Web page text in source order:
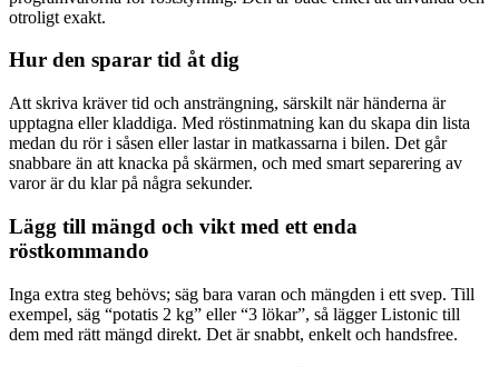
otroligt exakt.
Hur den sparar tid åt dig
Att skriva kräver tid och ansträngning, särskilt när händerna är
upptagna eller kladdiga. Med röstinmatning kan du skapa din lista
medan du rör i såsen eller lastar in matkassarna i bilen. Det går
snabbare än att knacka på skärmen, och med smart separering av
varor är du klar på några sekunder.
Lägg till mängd och vikt med ett enda
röstkommando
Inga extra steg behövs; säg bara varan och mängden i ett svep. Till
exempel, säg “potatis 2 kg” eller “3 lökar”, så lägger Listonic till
dem med rätt mängd direkt. Det är snabbt, enkelt och handsfree.